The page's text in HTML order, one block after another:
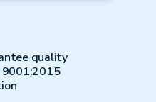
quality